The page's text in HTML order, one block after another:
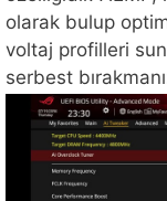
olarak bulup
voltaj profilleri
serbest